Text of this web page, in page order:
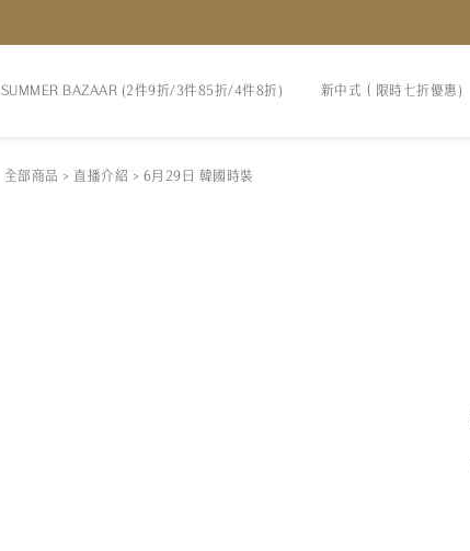
SUMMER BAZAAR (2件9折/3件85折/4件8折) 新中式（限時七折優惠)
全部商品 > 直播介紹 > 6月29日 韓國時裝